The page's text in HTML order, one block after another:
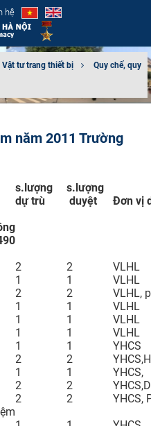
hệ
tư trang thiết bị
Quy chế, quy
năm 2011 Trường
s.lượng
dự trù
s.lượng
duyệt
Đơn vị
2 2
VLHL
1 1
VLHL
2 2
VLHL,
1 1
VLHL
1 1
VLHL
1 1
VLHL
1 1
YHCS
2 2
1 1
YHCS,
2 2
2 2
YHCS,